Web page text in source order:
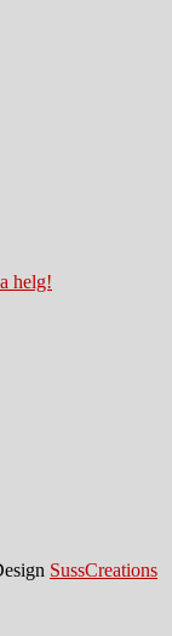
helg!
SussCreations